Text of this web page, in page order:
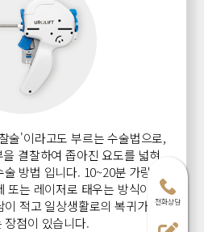
전화상담
술'이라고도 부르는 수술법으로,
결찰하여 좁아진 요도를 넓혀
방법 입니다. 10~20분 가량의
또는 레이저로 태우는 방식이
이 적고 일상생활로의 복귀가
장점이 있습니다.